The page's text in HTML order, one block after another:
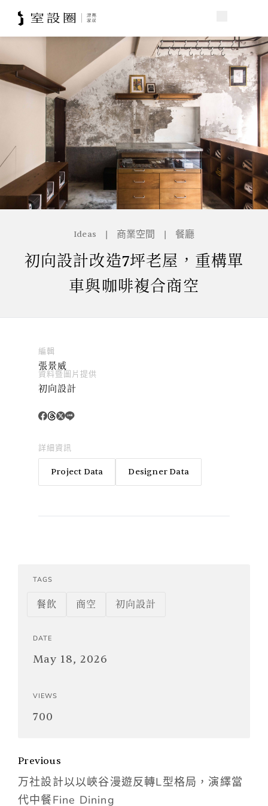
Ideas | 商業空間 | 餐廳
初向設計改造7坪老屋，重構單
車與咖啡複合商空
編輯
張景威
資料暨圖片提供
初向設計
詳細資訊
Project Data Designer Data
TAGS
餐飲 商空 初向設計
DATE
May 18, 2026
VIEWS
700
Previous
万社設計以以峽谷漫遊反轉L型格局，演繹當
代中餐Fine Dining